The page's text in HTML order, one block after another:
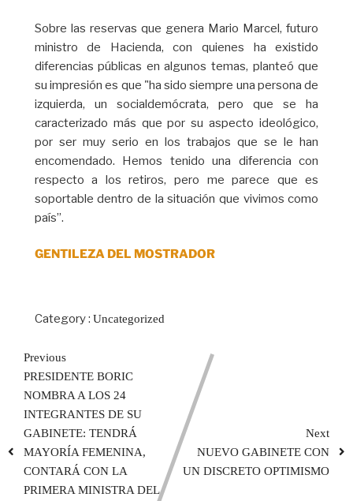
Sobre las reservas que genera Mario Marcel, futuro
ministro de Hacienda, con quienes ha existido
diferencias públicas en algunos temas, planteó que
su impresión es que "ha sido siempre una persona de
izquierda, un socialdemócrata, pero que se ha
caracterizado más que por su aspecto ideológico,
por ser muy serio en los trabajos que se le han
encomendado. Hemos tenido una diferencia con
respecto a los retiros, pero me parece que es
soportable dentro de la situación que vivimos como
país”.
GENTILEZA DEL MOSTRADOR
Category : Uncategorized
Previous
PRESIDENTE BORIC
NOMBRA A LOS 24
INTEGRANTES DE SU
GABINETE: TENDRÁ
MAYORÍA FEMENINA,
CONTARÁ CON LA
PRIMERA MINISTRA DEL
Next
NUEVO GABINETE CON
UN DISCRETO OPTIMISMO